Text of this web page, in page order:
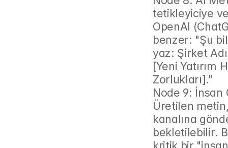
tetikleyiciye
OpenAI
benzer: "Şu
yaz: Şirket
[Yeni Yatırım
Zorlukları]."
Node 9: İnsan
Üretilen
kanalına
bekletilebilir.